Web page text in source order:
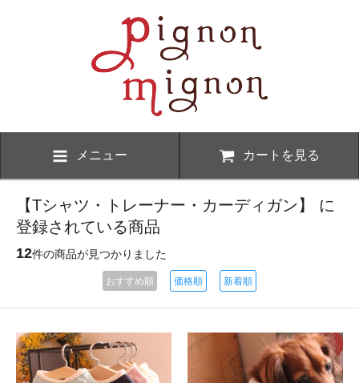
メニュー カートを見る
【Tシャツ・トレーナー・カーディガン】 に
登録されている商品
12件の商品が見つかりました
おすすめ順 価格順 新着順